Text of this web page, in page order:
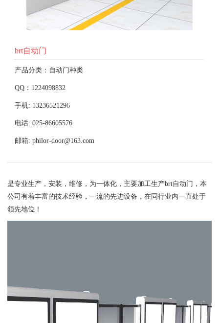
brt自动门
产品分类：自动门种类
QQ：1224098832
手机: 13236521296
电话: 025-86605576
邮箱: philor-door@163.com
是专业生产，安装，维修，为一体化，主要加工生产brt自动门，本
公司有着丰富的技术经验，一流的先进设备，在同行业内一直处于
领先地位！